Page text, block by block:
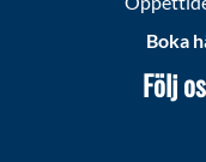
Boka
Följ